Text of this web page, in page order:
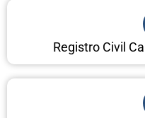
Registro Civil